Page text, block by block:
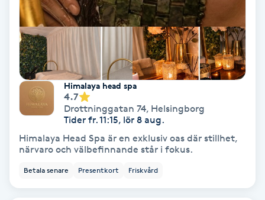
Ryggmassage
Samtalsterapi
Senioryoga
Shiatsu
Singelfransar
Sjukgymnastik
Himalaya head spa
4.7
Drottninggatan 74, Helsingborg
Tider fr. 11:15, lör 8 aug.
Himalaya Head Spa är en exklusiv oas där stillhet,
närvaro och välbefinnande står i fokus.
Betala senare Presentkort Friskvård